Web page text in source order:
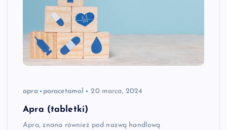
apra paracetamol 20 marca, 2024
Apra (tabletki)
Apra, znana również pod nazwą handlową